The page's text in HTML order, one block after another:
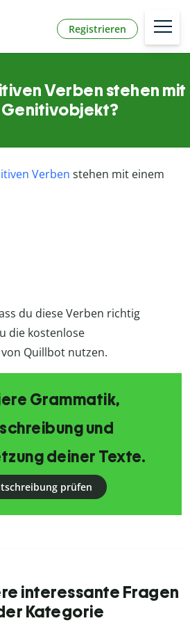
Registrieren
Verben stehen mit
Genitivobjekt?
Verben stehen mit einem
du diese Verben richtig
die kostenlose
von Quillbot nutzen.
Grammatik,
und
deiner Texte.
prüfen
interessante Fragen
Kategorie